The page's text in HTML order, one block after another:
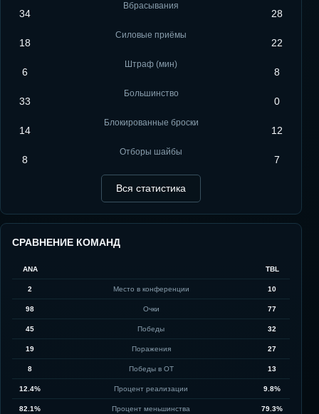
34
Вбрасывания
28
18
Силовые приёмы
22
6
Штраф (мин)
8
33
Большинство
0
14
Блокированные броски
12
8
Отборы шайбы
7
Вся статистика
СРАВНЕНИЕ КОМАНД
ANA TBL
2 Место в конференции 10
98 Очки 77
45 Победы 32
19 Поражения 27
8 Победы в ОТ 13
12.4% Процент реализации 9.8%
82.1% Процент меньшинства 79.3%